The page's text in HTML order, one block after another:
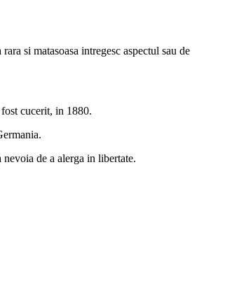
si matasoasa intregesc aspectul sau de
cucerit, in 1880.
de a alerga in libertate.